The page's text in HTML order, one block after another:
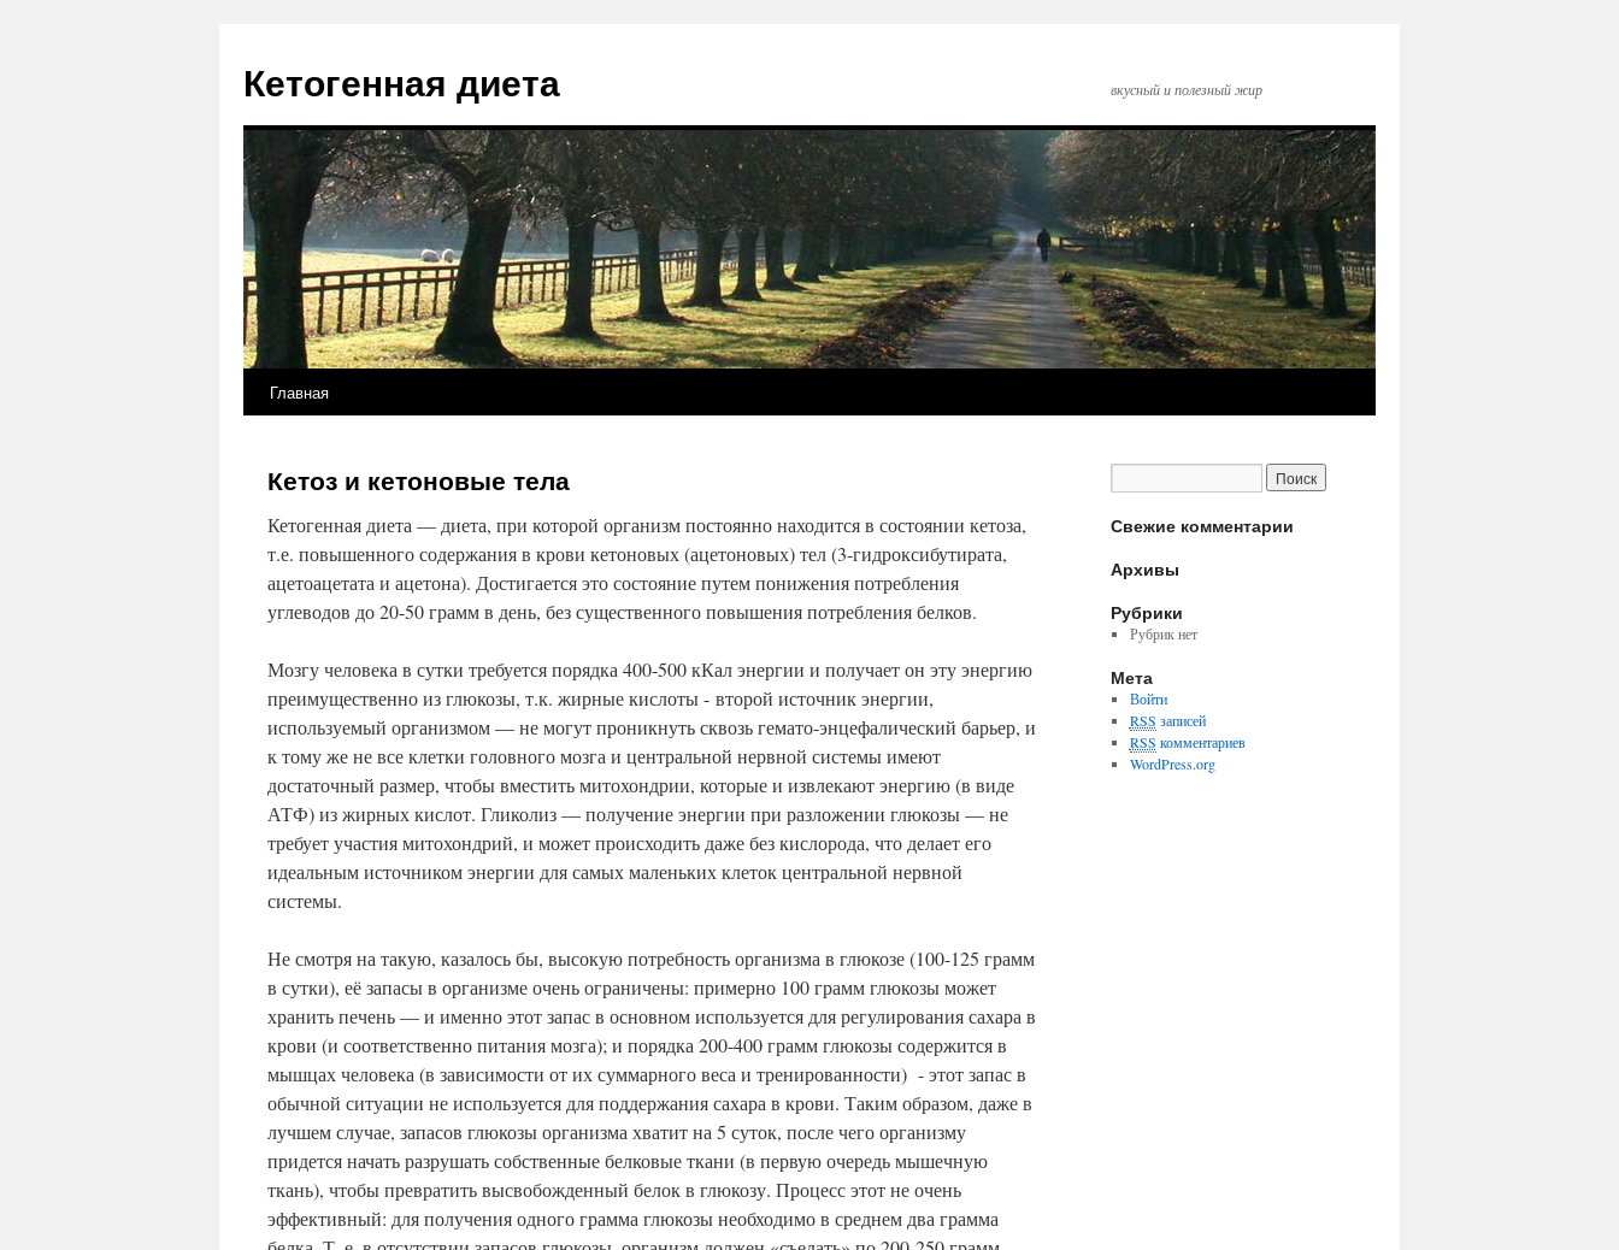
Кетогенная диета вкусный и полезный жир
Главная
Кетоз и кетоновые тела
Кетогенная диета — диета, при которой организм постоянно находится в состоянии кетоза,
т.е. повышенного содержания в крови кетоновых (ацетоновых) тел (3-гидроксибутирата,
ацетоацетата и ацетона). Достигается это состояние путем понижения потребления
углеводов до 20-50 грамм в день, без существенного повышения потребления белков.
Мозгу человека в сутки требуется порядка 400-500 кКал энергии и получает он эту энергию
преимущественно из глюкозы, т.к. жирные кислоты - второй источник энергии,
используемый организмом — не могут проникнуть сквозь гемато-энцефалический барьер, и
к тому же не все клетки головного мозга и центральной нервной системы имеют
достаточный размер, чтобы вместить митохондрии, которые и извлекают энергию (в виде
АТФ) из жирных кислот. Гликолиз — получение энергии при разложении глюкозы — не
требует участия митохондрий, и может происходить даже без кислорода, что делает его
идеальным источником энергии для самых маленьких клеток центральной нервной
системы.
Не смотря на такую, казалось бы, высокую потребность организма в глюкозе (100-125 грамм
в сутки), её запасы в организме очень ограничены: примерно 100 грамм глюкозы может
хранить печень — и именно этот запас в основном используется для регулирования сахара в
крови (и соответственно питания мозга); и порядка 200-400 грамм глюкозы содержится в
мышцах человека (в зависимости от их суммарного веса и тренированности) - этот запас в
обычной ситуации не используется для поддержания сахара в крови. Таким образом, даже в
лучшем случае, запасов глюкозы организма хватит на 5 суток, после чего организму
придется начать разрушать собственные белковые ткани (в первую очередь мышечную
ткань), чтобы превратить высвобожденный белок в глюкозу. Процесс этот не очень
эффективный: для получения одного грамма глюкозы необходимо в среднем два грамма
Свежие комментарии
Архивы
Рубрики
Рубрик нет
Мета
Войти
RSS записей
RSS комментариев
WordPress.org